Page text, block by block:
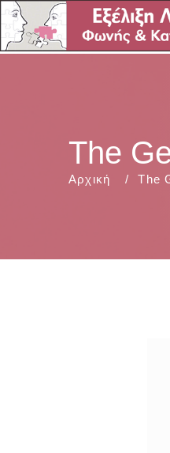
The
Αρχική The